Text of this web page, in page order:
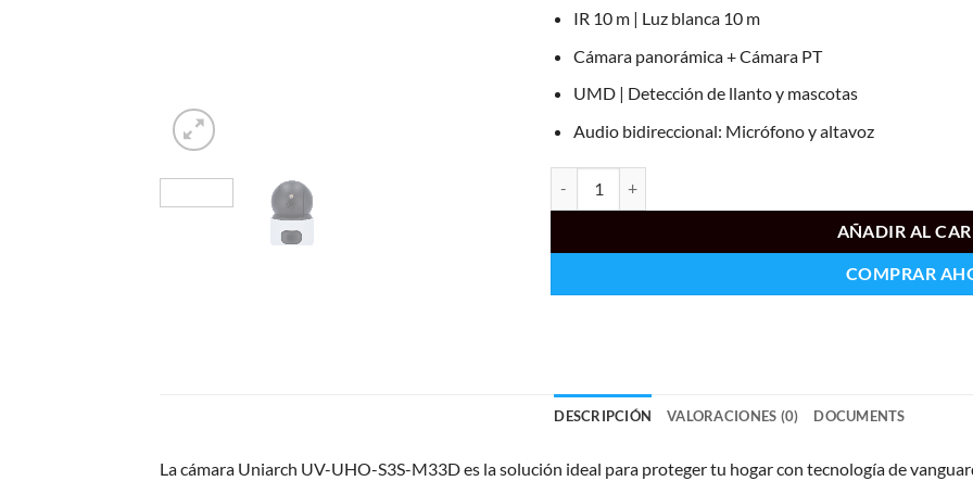
IR 10 m | Luz blanca 10 m
Cámara panorámica + Cámara PT
UMD | Detección de llanto y mascotas
Audio bidireccional: Micrófono y altavoz
AÑADIR AL
COMPRAR
DESCRIPCIÓN VALORACIONES (0) DOCUMENTS
La cámara Uniarch UV-UHO-S3S-M33D es la solución ideal para proteger tu hogar con tecnología de